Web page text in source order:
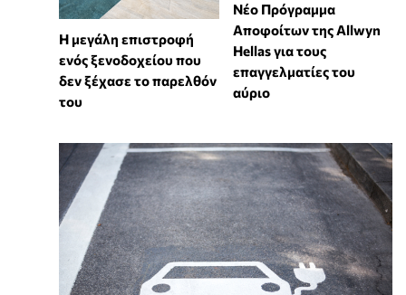
Η μεγάλη επιστροφή
ενός ξενοδοχείου που
δεν ξέχασε το παρελθόν
του
Νέο Πρόγραμμα
Αποφοίτων της Allwyn
Hellas για τους
επαγγελματίες του
αύριο